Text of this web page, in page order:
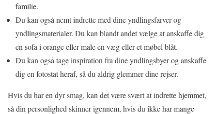
familie.
Du kan også nemt indrette med dine yndlingsfarver og
yndlingsmaterialer. Du kan blandt andet vælge at anskaffe dig
en sofa i orange eller male en væg eller et møbel blåt.
Du kan også tage inspiration fra dine yndlingsbyer og anskaffe
dig en fotostat heraf, så du aldrig glemmer dine rejser.
Hvis du har en dyr smag, kan det være svært at indrette hjemmet,
så din personlighed skinner igennem, hvis du ikke har mange